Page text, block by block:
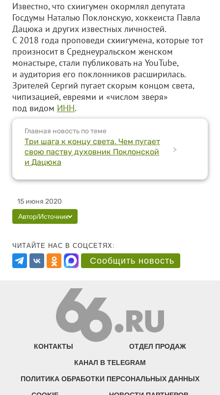
Известно, что схиигумен окормлял депутата
Госдумы Наталью Поклонскую, хоккеиста Павла
Дацюка и других известных личностей.
С 2018 года проповеди схиигумена, которые тот
произносит в Среднеуральском женском
монастыре, стали публиковать на YouTube,
и аудитория его поклонников расширилась.
Зрителей Сергий пугает скорым концом света,
чипизацией, евреями и «числом зверя»
под видом ИНН.
Главная новость по теме
Три шага к концу света. Чем пугает
свою паству духовник Поклонской
и Дацюка
>
15 июня 2020
Автор/Источник
ЧИТАЙТЕ НАС В СОЦСЕТЯХ:
Сообщить новость
КОНТАКТЫ ОТДЕЛ ПРОДАЖ
КАНАЛ В TELEGRAM
ПОЛИТИКА ОБРАБОТКИ ПЕРСОНАЛЬНЫХ ДАННЫХ